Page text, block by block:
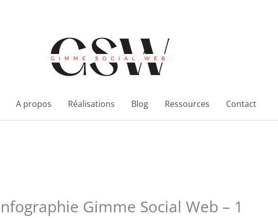
A propos Réalisations Blog Ressources Contact
Gimme Social Web – 1